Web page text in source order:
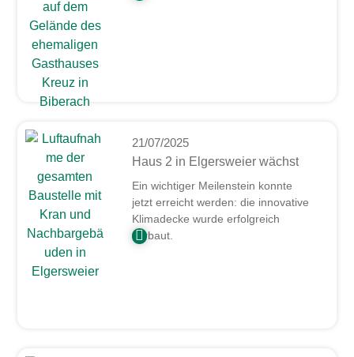
21/07/2025
Haus 2 in Elgersweier wächst
Ein wichtiger Meilenstein konnte
jetzt erreicht werden: die innovative
Klimadecke wurde erfolgreich
verbaut.